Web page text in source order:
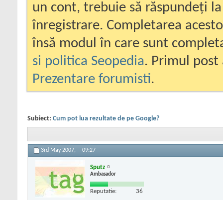
un cont, trebuie să răspundeți
înregistrare. Completarea
însă modul în care sunt
si politica Seopedia. Primul
Prezentare forumisti.
Subiect: Cum pot lua rezultate de pe Google?
3rd May 2007, 09:27
Sputz
Ambasador
Reputatie: 36